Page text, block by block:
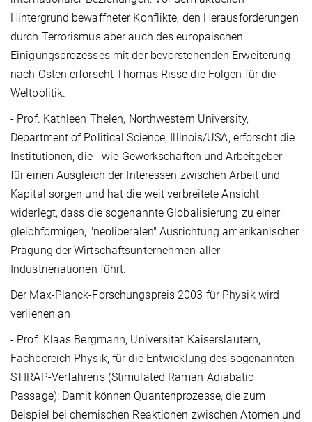
Hintergrund bewaffneter Konflikte, den Herausforderungen
durch Terrorismus aber auch des europäischen
Einigungsprozesses mit der bevorstehenden Erweiterung
nach Osten erforscht Thomas Risse die Folgen für die
Weltpolitik.
- Prof. Kathleen Thelen, Northwestern University,
Department of Political Science, Illinois/USA, erforscht die
Institutionen, die - wie Gewerkschaften und Arbeitgeber -
für einen Ausgleich der Interessen zwischen Arbeit und
Kapital sorgen und hat die weit verbreitete Ansicht
widerlegt, dass die sogenannte Globalisierung zu einer
gleichförmigen, "neoliberalen" Ausrichtung amerikanischer
Prägung der Wirtschaftsunternehmen aller
Industrienationen führt.
Der Max-Planck-Forschungspreis 2003 für Physik wird
verliehen an
- Prof. Klaas Bergmann, Universität Kaiserslautern,
Fachbereich Physik, für die Entwicklung des sogenannten
STIRAP-Verfahrens (Stimulated Raman Adiabatic
Passage): Damit können Quantenprozesse, die zum
Beispiel bei chemischen Reaktionen zwischen Atomen und